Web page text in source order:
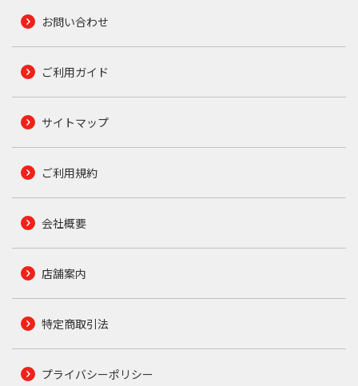
お問い合わせ
ご利用ガイド
サイトマップ
ご利用規約
会社概要
店舗案内
特定商取引法
プライバシーポリシー